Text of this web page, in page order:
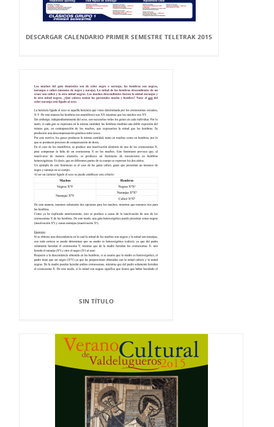
DESCARGAR CALENDARIO PRIMER SEMESTRE TELETRAK 2015
SIN TÍTULO